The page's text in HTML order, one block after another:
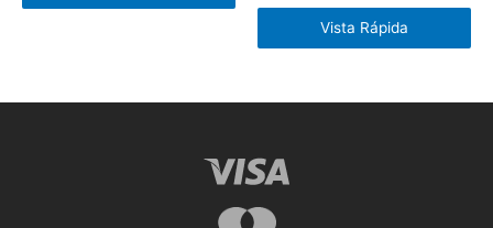
Vista Rápida